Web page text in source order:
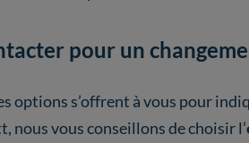
pour un
options s’offrent à vous pour
nous vous conseillons de choisir l’